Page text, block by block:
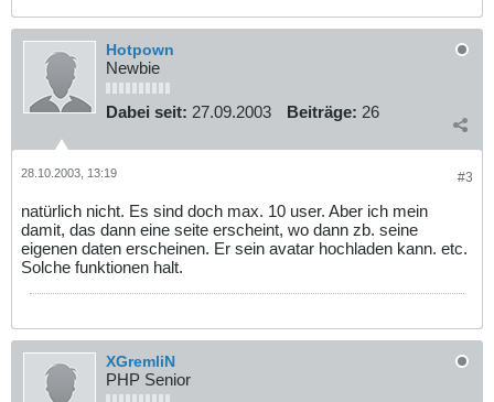
Hotpown
Newbie
Dabei seit: 27.09.2003 Beiträge: 26
#3
28.10.2003, 13:19
natürlich nicht. Es sind doch max. 10 user. Aber ich mein
damit, das dann eine seite erscheint, wo dann zb. seine
eigenen daten erscheinen. Er sein avatar hochladen kann. etc.
Solche funktionen halt.
XGremliN
PHP Senior